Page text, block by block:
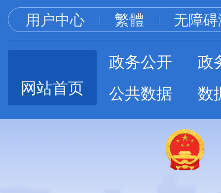
用户中心 繁體 无障
网站首页
政务公开
政
公共数据
数